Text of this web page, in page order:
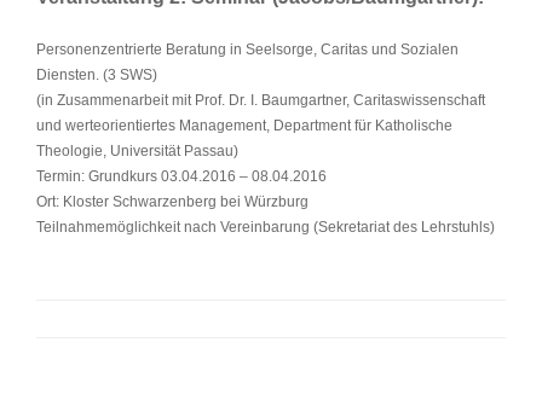
Personenzentrierte Beratung in Seelsorge, Caritas und Sozialen
Diensten. (3 SWS)
(in Zusammenarbeit mit Prof. Dr. I. Baumgartner, Caritaswissenschaft
und werteorientiertes Management, Department für Katholische
Theologie, Universität Passau)
Termin: Grundkurs 03.04.2016 – 08.04.2016
Ort: Kloster Schwarzenberg bei Würzburg
Teilnahmemöglichkeit nach Vereinbarung (Sekretariat des Lehrstuhls)